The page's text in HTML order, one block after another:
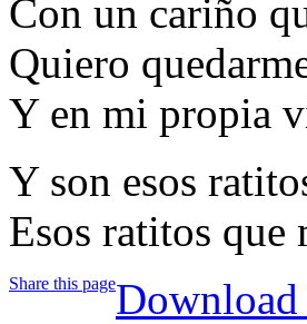
Con un cariño
Quiero
Y en mi propia
Y son esos
Esos ratitos que
Share this page